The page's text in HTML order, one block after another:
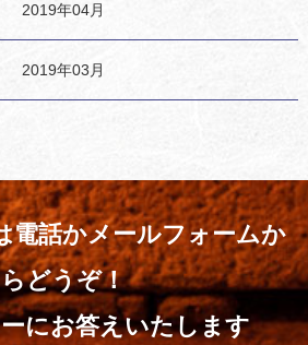
2019年04月
2019年03月
電話かメールフォームか
らどうぞ！
にお答えいたします